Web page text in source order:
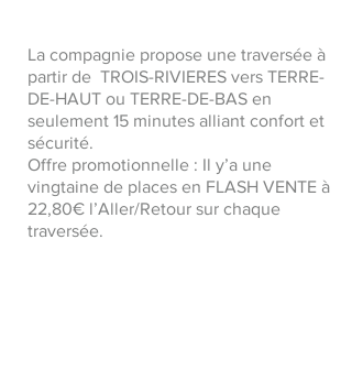
La compagnie propose une traversée à
partir de TROIS-RIVIERES vers TERRE-
DE-HAUT ou TERRE-DE-BAS en
seulement 15 minutes alliant confort et
sécurité.
Offre promotionnelle : Il y’a une
vingtaine de places en FLASH VENTE à
22,80€ l’Aller/Retour sur chaque
traversée.